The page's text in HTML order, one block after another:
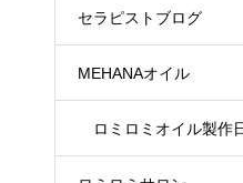
セラピストブログ
MEHANAオイル
ロミロミオイル製作